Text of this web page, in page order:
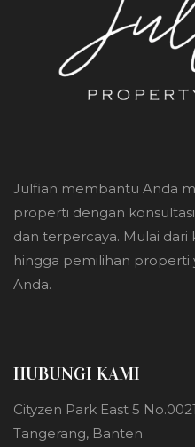
Julfian membantu Anda
properti dengan
dan terpercaya. Mulai dari
hingga pemilihan properti
Anda.
HUBUNGI KAMI
Cityzen Park East 5
Tangerang, Banten